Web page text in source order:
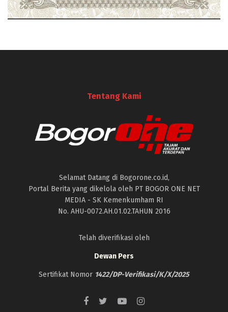
Tentang Kami
Selamat Datang di Bogorone.co.id,
Portal Berita yang dikelola oleh PT BOGOR ONE NET
MEDIA - SK Kemenkumham RI
No. AHU-0072.AH.01.02.TAHUN 2016
Telah diverifikasi oleh
Dewan Pers
Sertifikat Nomor 1422/DP-Verifikasi/K/X/2025